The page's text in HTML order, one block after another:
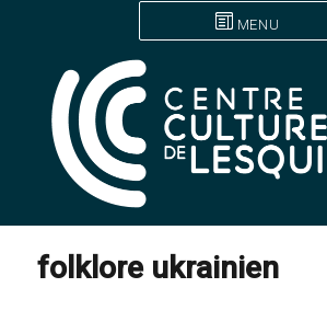
MENU
folklore ukrainien